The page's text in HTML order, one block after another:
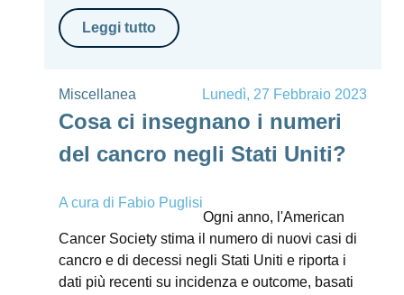
Leggi tutto
Miscellanea Lunedì, 27 Febbraio 2023
Cosa ci insegnano i numeri
del cancro negli Stati Uniti?
A cura di Fabio Puglisi
Ogni anno, l'American
Cancer Society stima il numero di nuovi casi di
cancro e di decessi negli Stati Uniti e riporta i
dati più recenti su incidenza e outcome, basati